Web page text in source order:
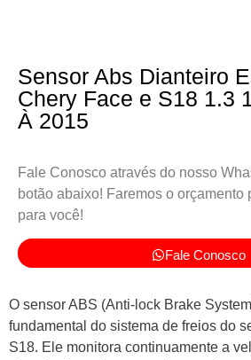
Sensor Abs Dianteiro
Chery Face e S18 1.3
À 2015
Fale Conosco através do nosso
botão abaixo! Faremos o orçamento
para você!
Fale Conosco
O sensor ABS (Anti-lock Brake
fundamental do sistema de freios do
S18. Ele monitora continuamente a